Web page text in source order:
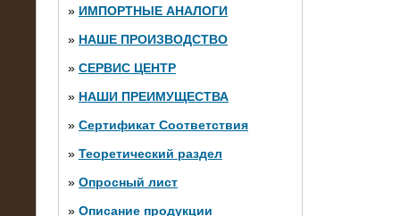
» ИМПОРТНЫЕ АНАЛОГИ
» НАШЕ ПРОИЗВОДСТВО
» СЕРВИС ЦЕНТР
» НАШИ ПРЕИМУЩЕСТВА
» Сертификат Соответствия
» Теоретический раздел
» Опросный лист
» Описание продукции
10.10.2014
Нагрузочный комплекс 20 МВт в 2
яруса (напряжение 6-10 кВ)